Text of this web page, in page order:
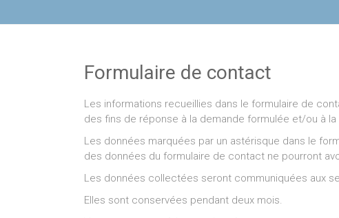
Formulaire de contact
Les informations recueillies dans le formulaire de
des fins de réponse à la demande formulée et/ou à
Les données marquées par un astérisque dans le
des données du formulaire de contact ne pourront
Les données collectées seront communiquées aux
Elles sont conservées pendant deux mois.